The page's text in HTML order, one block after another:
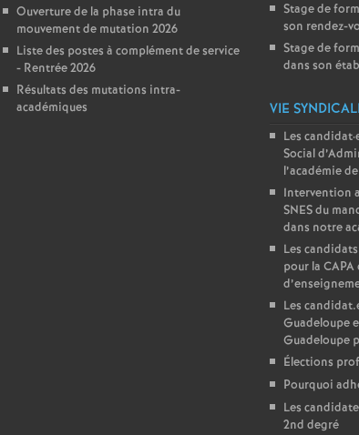
Ouverture de la phase intra du
mouvement de mutation 2026
Liste des postes à complément de service
- Rentrée 2026
Résultats des mutations intra-
académiques
Stage de
son rendez-
Stage de
dans son
VIE
Les candidat·
Social
l’académie
Intervention
SNES du
dans notre
Les
pour la
Les
Guadeloupe
Guadeloupe
Élections
Pourquoi
Les
2nd degré